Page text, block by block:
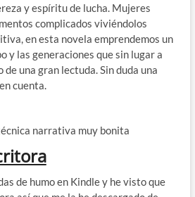
y espíritu de lucha. Mujeres
complicados viviéndolos
en esta novela emprendemos un
y las generaciones que sin lugar a
una gran lectuda. Sin duda una
cuenta.
narrativa muy bonita
de humo en Kindle y he visto que